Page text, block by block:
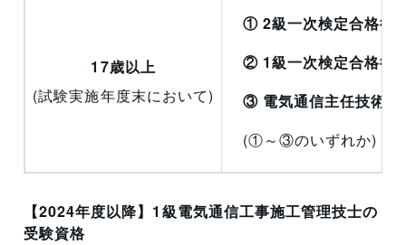
17歳以上
(試験実施年度末において)
① 2級一次検定合格後
② 1級一次検定合格後
③ 電気通信主任技術者
(①～③のいずれか)
【2024年度以降】1級電気通信工事施工管理技士の
受験資格